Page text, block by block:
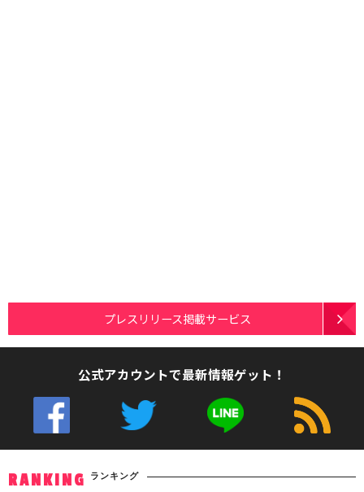
プレスリリース掲載サービス
公式アカウントで最新情報ゲット！
RANKING ランキング